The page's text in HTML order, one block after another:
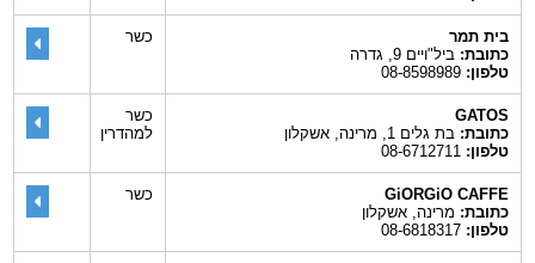
בית תמר
כתובת:ביל"ויים 9, גדרה
טלפון:08-8598989
כשר
GATOS
כתובת:בת גלים 1, מרינה, אשקלון
טלפון:08-6712711
כשר
למהדרין
GiORGiO CAFFE
כתובת:מרינה, אשקלון
טלפון:08-6818317
כשר